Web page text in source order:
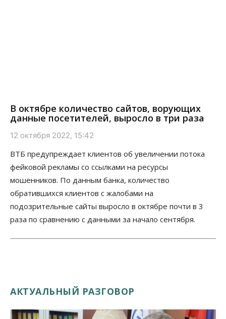
В октябре количество сайтов, ворующих
данные посетителей, выросло в три раза
12 октября 2022, 15:42
ВТБ предупреждает клиентов об увеличении потока
фейковой рекламы со ссылками на ресурсы
мошенников. По данным банка, количество
обратившихся клиентов с жалобами на
подозрительные сайты выросло в октябре почти в 3
раза по сравнению с данными за начало сентября.
АКТУАЛЬНЫЙ РАЗГОВОР